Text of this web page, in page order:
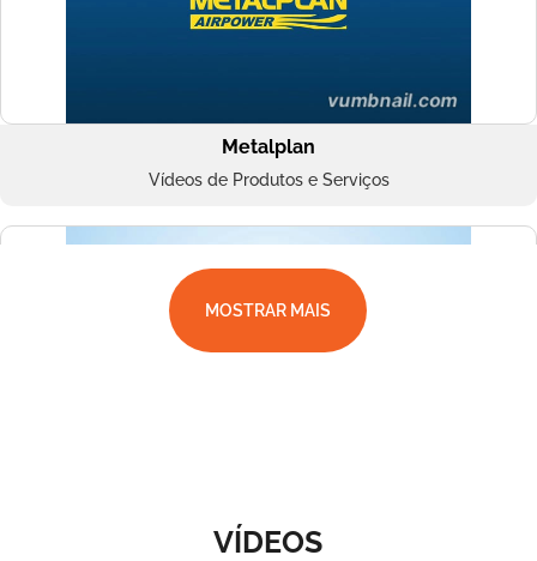
Metalplan
Vídeos de Produtos e Serviços
MOSTRAR MAIS
VÍDEOS